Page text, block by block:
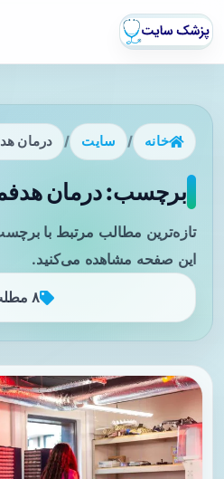
خانه / سایت / درمان
برچسب: درمان
تازه‌ترین مطالب مرتبط با
این صفحه مشاهده می‌کنید.
۸ مطلب